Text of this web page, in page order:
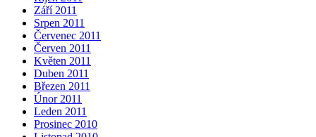
Září 2011
Srpen 2011
Červenec 2011
Červen 2011
Květen 2011
Duben 2011
Březen 2011
Únor 2011
Leden 2011
Prosinec 2010